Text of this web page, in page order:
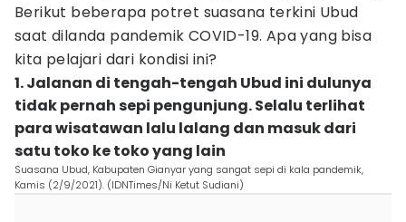
Berikut beberapa potret suasana terkini Ubud
saat dilanda pandemik COVID-19. Apa yang bisa
kita pelajari dari kondisi ini?
1. Jalanan di tengah-tengah Ubud ini dulunya
tidak pernah sepi pengunjung. Selalu terlihat
para wisatawan lalu lalang dan masuk dari
satu toko ke toko yang lain
Suasana Ubud, Kabupaten Gianyar yang sangat sepi di kala pandemik,
Kamis (2/9/2021). (IDNTimes/Ni Ketut Sudiani)